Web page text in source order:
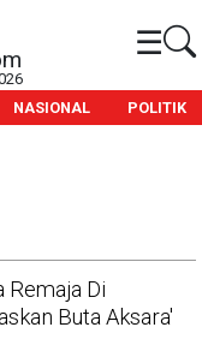
☰
NASIONAL POLITIK
Remaja Di
Buta Aksara'